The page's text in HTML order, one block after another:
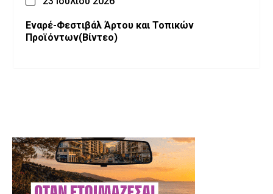
Εναρέ-Φεστιβάλ Άρτου και Τοπικών
Προϊόντων(Βίντεο)